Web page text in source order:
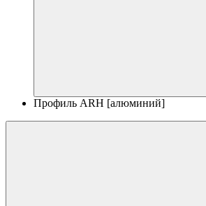
Профиль ARH [алюминий]